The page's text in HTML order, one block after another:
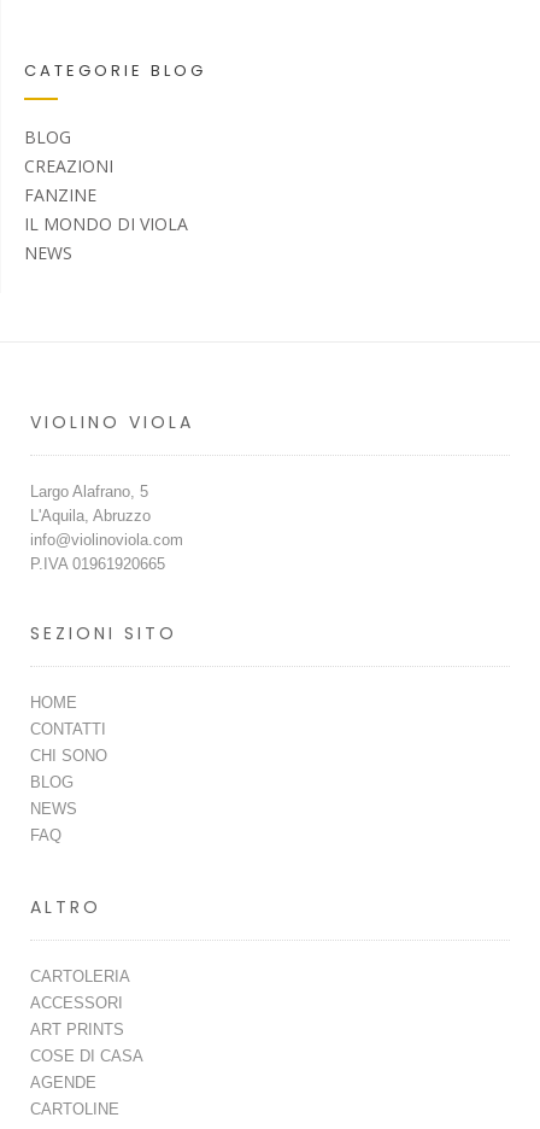
CATEGORIE BLOG
BLOG
CREAZIONI
FANZINE
IL MONDO DI VIOLA
NEWS
VIOLINO VIOLA
Largo Alafrano, 5
L'Aquila, Abruzzo
info@violinoviola.com
P.IVA 01961920665
SEZIONI SITO
HOME
CONTATTI
CHI SONO
BLOG
NEWS
FAQ
ALTRO
CARTOLERIA
ACCESSORI
ART PRINTS
COSE DI CASA
AGENDE
CARTOLINE